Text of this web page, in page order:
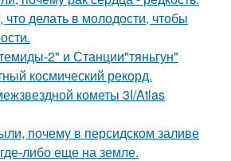
делать в молодости, чтобы
2" и Станции"тяньгун"
космический рекорд.
кометы 3I/Atlas
почему в персидском заливе
либо еще на земле.